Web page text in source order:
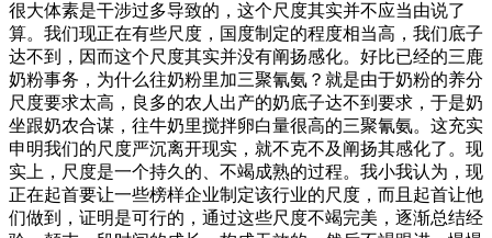
很大体素是干涉过多导致的，这个尺度其实并不应当由说了
算。我们现正在有些尺度，国度制定的程度相当高，我们底子
达不到，因而这个尺度其实并没有阐扬感化。好比已经的三鹿
奶粉事务，为什么往奶粉里加三聚氰氨？就是由于奶粉的养分
尺度要求太高，良多的农人出产的奶底子达不到要求，于是奶
坐跟奶农合谋，往牛奶里搅拌卵白量很高的三聚氰氨。这充实
申明我们的尺度严沉离开现实，就不克不及阐扬其感化了。现
实上，尺度是一个持久的、不竭成熟的过程。我小我认为，现
正在起首要让一些榜样企业制定该行业的尺度，而且起首让他
们做到，证明是可行的，通过这些尺度不竭完美，逐渐总结经